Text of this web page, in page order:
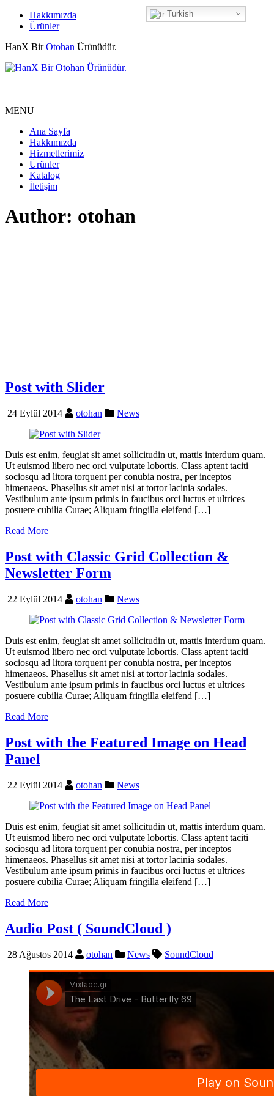
Hakkımızda
Ürünler
HanX BirOtohan Ürünüdür.
MENU
Ana Sayfa
Hakkımızda
Hizmetlerimiz
Ürünler
Katalog
İletişim
Author: otohan
Post with Slider
24 Eylül 2014 otohan News
Duis est enim, feugiat sit amet sollicitudin ut, mattis interdum quam.
Ut euismod libero nec orci vulputate lobortis. Class aptent taciti
sociosqu ad litora torquent per conubia nostra, per inceptos
himenaeos. Phasellus sit amet nisi at tortor lacinia sodales.
Vestibulum ante ipsum primis in faucibus orci luctus et ultrices
posuere cubilia Curae; Aliquam fringilla eleifend […]
Read More
Post with Classic Grid Collection &
Newsletter Form
22 Eylül 2014 otohan News
Duis est enim, feugiat sit amet sollicitudin ut, mattis interdum quam.
Ut euismod libero nec orci vulputate lobortis. Class aptent taciti
sociosqu ad litora torquent per conubia nostra, per inceptos
himenaeos. Phasellus sit amet nisi at tortor lacinia sodales.
Vestibulum ante ipsum primis in faucibus orci luctus et ultrices
posuere cubilia Curae; Aliquam fringilla eleifend […]
Read More
Post with the Featured Image on Head
Panel
22 Eylül 2014 otohan News
Duis est enim, feugiat sit amet sollicitudin ut, mattis interdum quam.
Ut euismod libero nec orci vulputate lobortis. Class aptent taciti
sociosqu ad litora torquent per conubia nostra, per inceptos
himenaeos. Phasellus sit amet nisi at tortor lacinia sodales.
Vestibulum ante ipsum primis in faucibus orci luctus et ultrices
posuere cubilia Curae; Aliquam fringilla eleifend […]
Read More
Audio Post ( SoundCloud )
28 Ağustos 2014 otohan News SoundCloud
Turkish